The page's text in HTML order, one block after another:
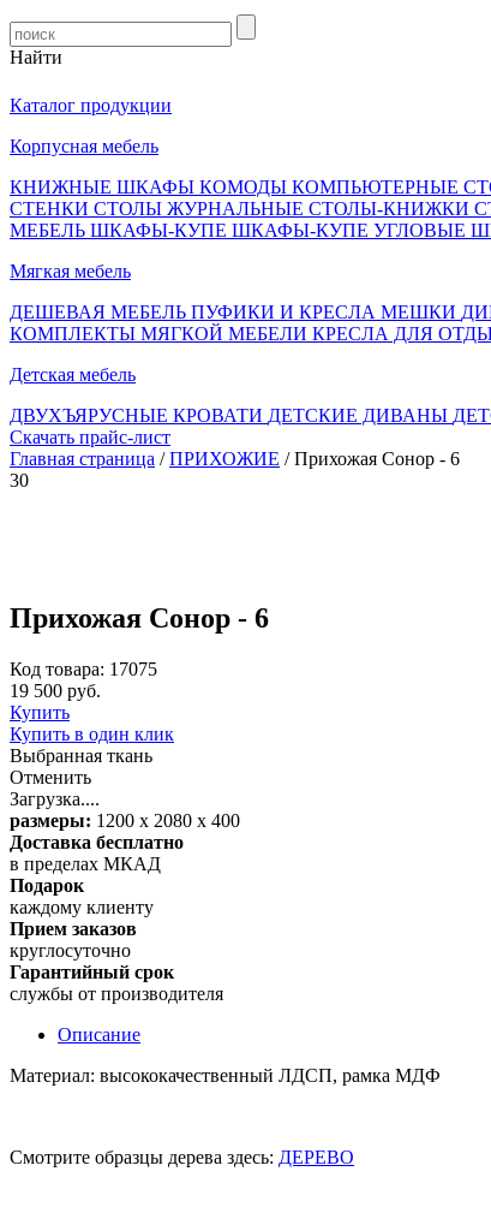
Найти
Каталог продукции
Корпусная мебель
КНИЖНЫЕ ШКАФЫ КОМОДЫ КОМПЬЮТЕРНЫЕ
СТЕНКИ СТОЛЫ ЖУРНАЛЬНЫЕ СТОЛЫ-КНИЖКИ
МЕБЕЛЬ ШКАФЫ-КУПЕ ШКАФЫ-КУПЕ УГЛОВЫЕ
Мягкая мебель
ДЕШЕВАЯ МЕБЕЛЬ ПУФИКИ И КРЕСЛА МЕШКИ
КОМПЛЕКТЫ МЯГКОЙ МЕБЕЛИ КРЕСЛА ДЛЯ
Детская мебель
ДВУХЪЯРУСНЫЕ КРОВАТИ ДЕТСКИЕ ДИВАНЫ
Скачать прайс-лист
Главная страница /ПРИХОЖИЕ / Прихожая Сонор - 6
30
Прихожая Сонор - 6
Код товара: 17075
19 500 руб.
Купить
Купить в один клик
Выбранная ткань
Отменить
Загрузка....
размеры: 1200 х 2080 х 400
Доставка бесплатно
в пределах МКАД
Подарок
каждому клиенту
Прием заказов
круглосуточно
Гарантийный срок
службы от производителя
Описание
Материал: высококачественный ЛДСП, рамка МДФ
Смотрите образцы дерева здесь: ДЕРЕВО